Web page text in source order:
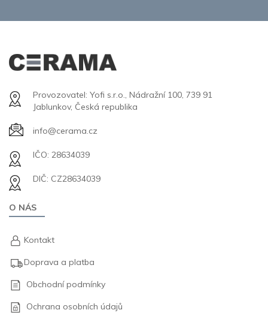
Provozovatel: Yofi s.r.o., Nádražní 100, 739 91
Jablunkov, Česká republika
info@cerama.cz
IČO: 28634039
DIČ: CZ28634039
O NÁS
Kontakt
Doprava a platba
Obchodní podmínky
Ochrana osobních údajů